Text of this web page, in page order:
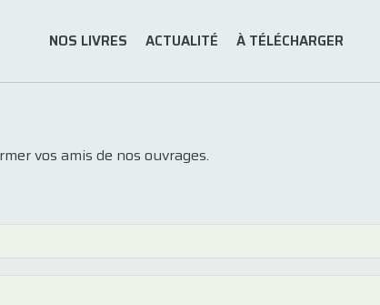
NOS LIVRES ACTUALITÉ À TÉLÉCHARGER
vos amis de nos ouvrages.